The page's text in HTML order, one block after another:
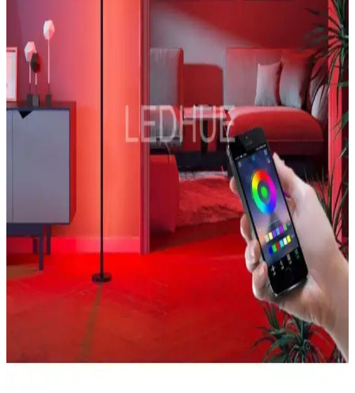
Gelişmiş mekanik switchler, RGB aydınlatma ve ergonomik
tasarımıyla Makay LED Gaming Klavye Mouse Seti, rekabetçi
oyunlarda üstün performans sağlar ve estetik bir deneyim sunar.
Mobzar RGB ve ÖZER Işık Sese Duyarlı Oda
Aydınlatma Sistemleri Karşılaştırması
Mobzar RGB ve ÖZER Işık sistemleri, modern tasarımı ve
fonksiyonlarıyla öne çıkıyor. Renk seçenekleri, ses duyarlılığı ve
kullanıcı dostu özellikleriyle farklı ihtiyaçlara uygun çözümler
Mobzar RGB ve TEKNOFİYAT Oda Aydınlatma
Sistemleri Karşılaştırması 2023
İki popüler oda aydınlatma sistemi Mobzar RGB ve
TEKNOFİYAT'ın özelliklerini ve kullanıcı yorumlarını
karşılaştırıyoruz, ihtiyaçlarınıza en uygun seçimi yapmanız için
detaylı bilgi sunuyoruz.
Cata Bluelight Samsung LED 3 Metre USB RGB
Cata Bluelight Samsung LED 3 Metre USB RGB, kolay montaj ve